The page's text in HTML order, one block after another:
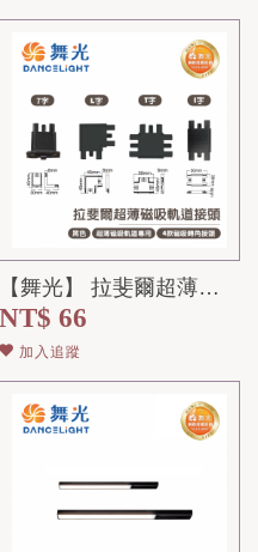
【舞光】 拉斐爾超薄磁吸軌道配件 7字/T字/L字/I字 轉接頭
NT$ 66
加入追蹤